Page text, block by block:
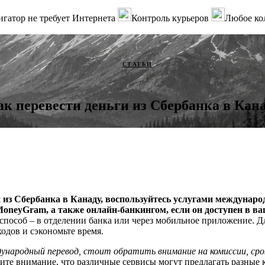
не требует Интернета Контроль курьеров Любое
СТАТЬИ
перевести деньги из Сбербанка в
Сбербанка в Канаду, воспользуйтесь услугами
а также онлайн-банкингом, если он доступен в
– в отделении банка или через мобильное приложение.
и сэкономьте время.
перевод, стоит обратить внимание на комиссии,
внимание, что различные сервисы могут предлагать